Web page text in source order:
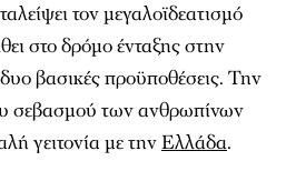
τον μεγαλοϊδεατισμό
στο δρόμο ένταξης στην
βασικές προϋποθέσεις. Την
σεβασμού των ανθρωπίνων
γειτονία με τηνΕλλάδα.